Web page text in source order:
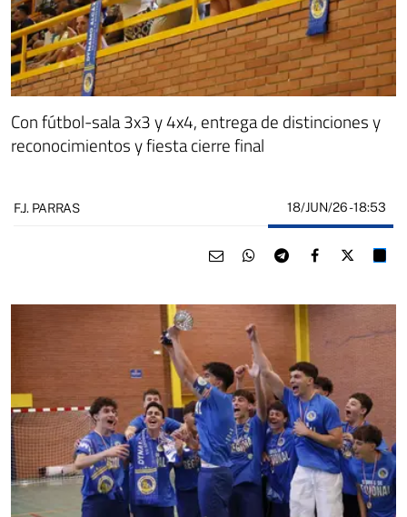
Con fútbol-sala 3x3 y 4x4, entrega de distinciones y
reconocimientos y fiesta cierre final
F.J. PARRAS 18/JUN/26- 18:53